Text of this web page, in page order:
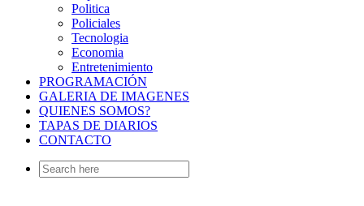
Politica
Policiales
Tecnologia
Economia
Entretenimiento
PROGRAMACIÓN
GALERIA DE IMAGENES
QUIENES SOMOS?
TAPAS DE DIARIOS
CONTACTO
Search
for: